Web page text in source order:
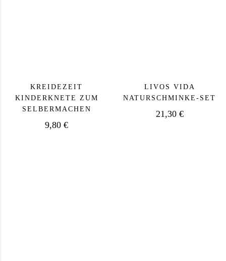
KREIDEZEIT
KINDERKNETE ZUM
SELBERMACHEN
9,80 €
LIVOS VIDA
NATURSCHMINKE-SET
21,30 €